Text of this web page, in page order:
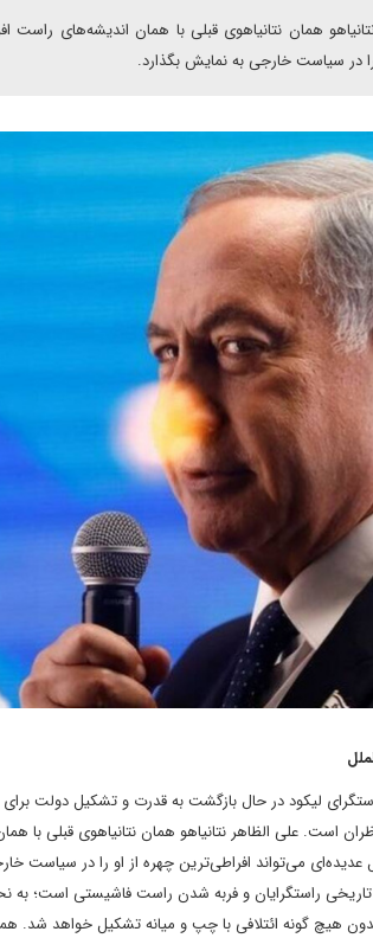
همان نتانیاهوی قبلی با همان اندیشه‌های راست
در سیاست خارجی به نمایش بگذارد.
لیکود در حال بازگشت به قدرت و تشکیل دولت
است. علی الظاهر نتانیاهو همان نتانیاهوی قبلی با
می‌تواند افراطی‌ترین چهره از او را در سیاست
تاریخی راستگرایان و فربه‌ شدن راست فاشیستی است؛
هیچ گونه ائتلافی با چپ و میانه تشکیل خواهد شد.